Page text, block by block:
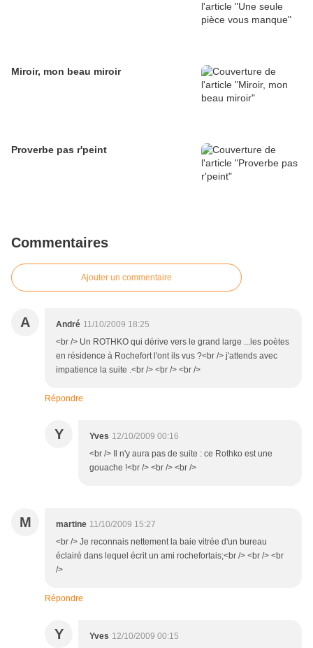
Miroir, mon beau miroir
Proverbe pas r'peint
Commentaires
Ajouter un commentaire
A André 11/10/2009 18:25
<br /> Un ROTHKO qui dérive vers le grand large ...les poètes
en résidence à Rochefort l'ont ils vus ?<br /> j'attends avec
impatience la suite .<br /> <br /> <br />
Répondre
Y Yves 12/10/2009 00:16
<br /> Il n'y aura pas de suite : ce Rothko est une
gouache !<br /> <br /> <br />
M martine 11/10/2009 15:27
<br /> Je reconnais nettement la baie vitrée d'un bureau
éclairé dans lequel écrit un ami rochefortais;<br /> <br /> <br
/>
Répondre
Y Yves 12/10/2009 00:15